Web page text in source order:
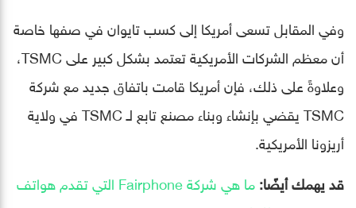
وفي المقابل تسعى أمريكا إلى كسب تايوان في صفها خاصة
أن معظم الشركات الأمريكية تعتمد بشكل كبير على TSMC،
وعلاوةً على ذلك، فإن أمريكا قامت باتفاق جديد مع شركة
TSMC يقضي بإنشاء وبناء مصنع تابع لـ TSMC في ولاية
أريزونا الأمريكية.
قد يهمك أيضًا:
ما هي شركة Fairphone التي تقدم هواتف